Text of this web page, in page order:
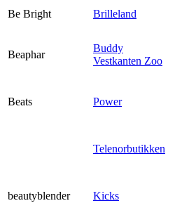
Be Bright
Brilleland
Beaphar
Buddy
Vestkanten Zoo
Beats Power
Telenorbutikken
beautyblender Kicks